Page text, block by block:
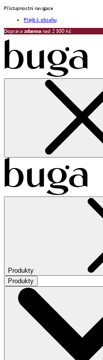
Přístupnostní navigace
Přejít k obsahu
Doprava zdarma nad 2 500 Kč
Produkty
Produkty